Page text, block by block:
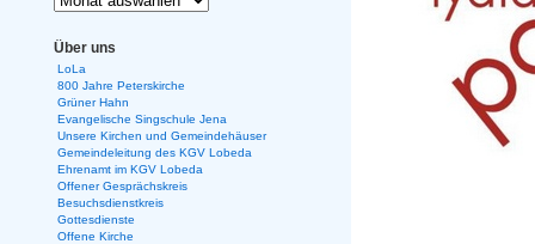
Über uns
LoLa
800 Jahre Peterskirche
Grüner Hahn
Evangelische Singschule Jena
Unsere Kirchen und Gemeindehäuser
Gemeindeleitung des KGV Lobeda
Ehrenamt im KGV Lobeda
Offener Gesprächskreis
Besuchsdienstkreis
Gottesdienste
Offene Kirche